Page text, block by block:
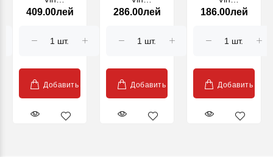
Gewurztraminer
750ml
409.00лей
Добавить
Chardonnay
sec, 750ml,
286.00лей
Добавить
Chardonnay
Loges, alb sec,
186.00лей
Добавить